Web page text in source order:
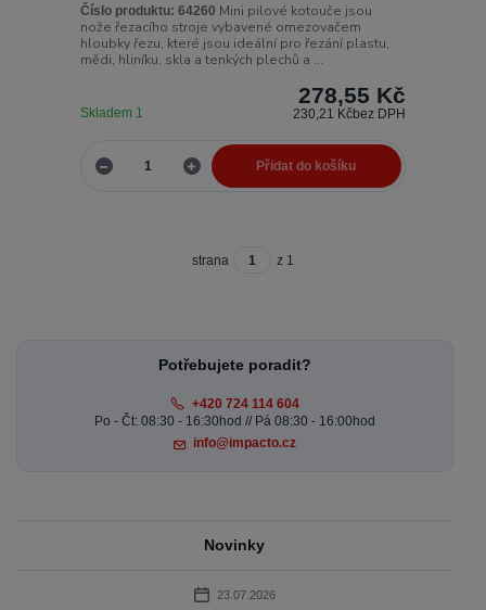
Číslo produktu: 64260 Mini pilové kotouče jsou
nože řezacího stroje vybavené omezovačem
hloubky řezu, které jsou ideální pro řezání plastu,
mědi, hliníku, skla a tenkých plechů a ...
278,55 Kč
230,21 Kčbez DPH
Skladem 1
Přidat do košíku
strana z 1
Potřebujete poradit?
+420 724 114 604
Po - Čt: 08:30 - 16:30hod // Pá 08:30 - 16:00hod
info@impacto.cz
Novinky
23.07.2026